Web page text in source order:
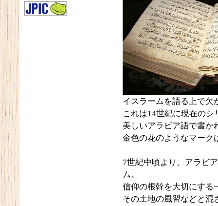
イスラームを語る上で欠
これは14世紀に現在の
美しいアラビア語で書か
金色の花のようなマーク
7世紀中頃より、アラビ
ム。
信仰の根幹を大切にする
その土地の風習などと混